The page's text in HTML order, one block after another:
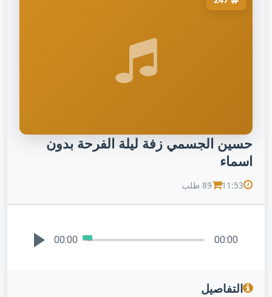
حسين الجسمي زفة ليلة الفرحة بدون
اسماء
11:53 89 طلب
00:00 00:00
التفاصيل